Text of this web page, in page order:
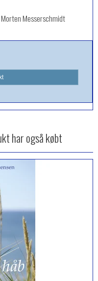
Messerschmidt
har også købt